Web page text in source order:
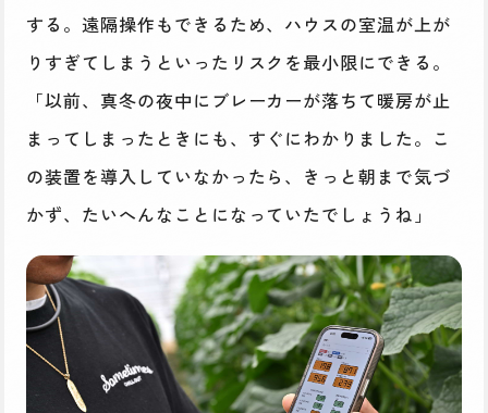
する。遠隔操作もできるため、ハウスの室温が上が
りすぎてしまうといったリスクを最小限にできる。
「以前、真冬の夜中にブレーカーが落ちて暖房が止
まってしまったときにも、すぐにわかりました。こ
の装置を導入していなかったら、きっと朝まで気づ
かず、たいへんなことになっていたでしょうね」